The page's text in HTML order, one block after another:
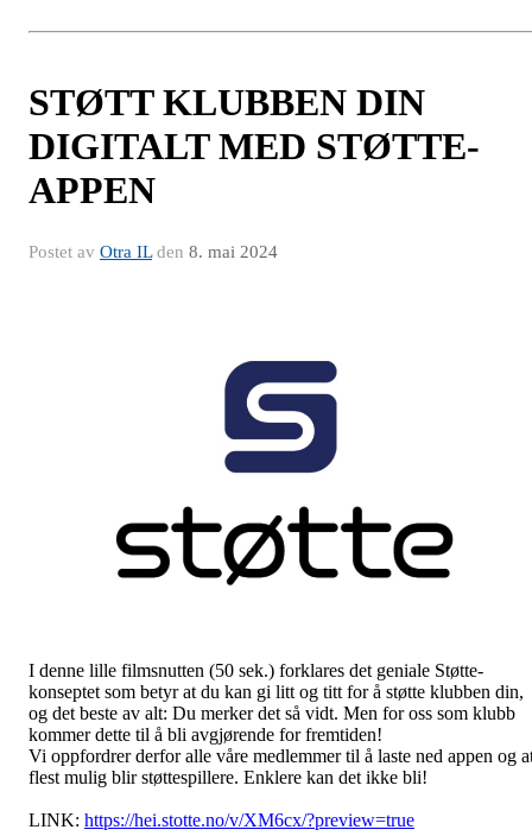
STØTT KLUBBEN DIN
DIGITALT MED STØTTE-
APPEN
Postet av Otra ILden 8. mai 2024
I denne lille filmsnutten (50 sek.) forklares det geniale Støtte-
konseptet som betyr at du kan gi litt og titt for å støtte klubben din,
og det beste av alt: Du merker det så vidt. Men for oss som klubb
kommer dette til å bli avgjørende for fremtiden!
Vi oppfordrer derfor alle våre medlemmer til å laste ned appen og
flest mulig blir støttespillere. Enklere kan det ikke bli!
LINK: https://hei.stotte.no/v/XM6cx/?preview=true